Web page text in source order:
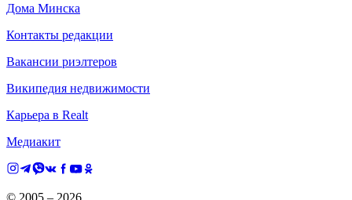
Дома Минска
Контакты редакции
Вакансии риэлтеров
Википедия недвижимости
Карьера в Realt
Медиакит
© 2005 – 2026